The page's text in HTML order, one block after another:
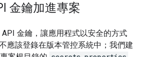
金鑰加進專案
金鑰，讓應用程式以安全的方式
應該登錄在版本管控系統中；我們建